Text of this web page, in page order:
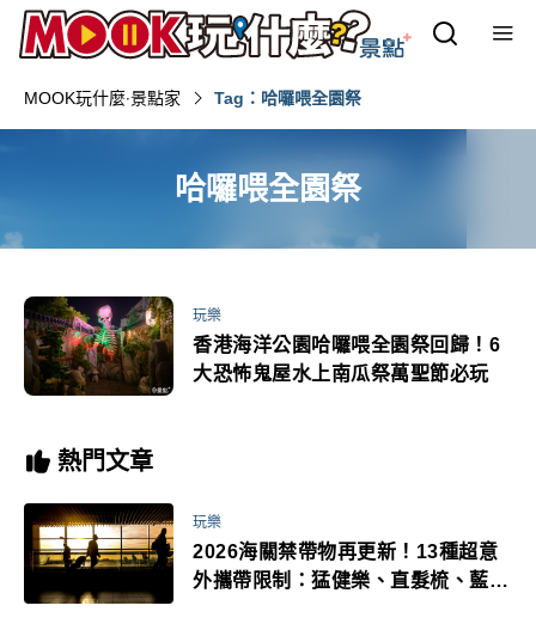
MOOK玩什麼‧景點家 Tag：哈囉喂全園祭
哈囉喂全園祭
玩樂
香港海洋公園哈囉喂全園祭回歸！6
大恐怖鬼屋水上南瓜祭萬聖節必玩
熱門文章
玩樂
2026海關禁帶物再更新！13種超意
外攜帶限制：猛健樂、直髮梳、藍牙